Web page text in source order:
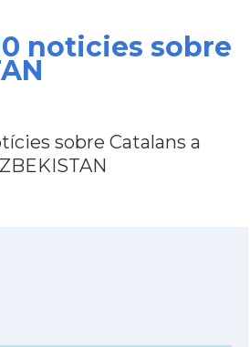
noticies sobre
sobre Catalans a